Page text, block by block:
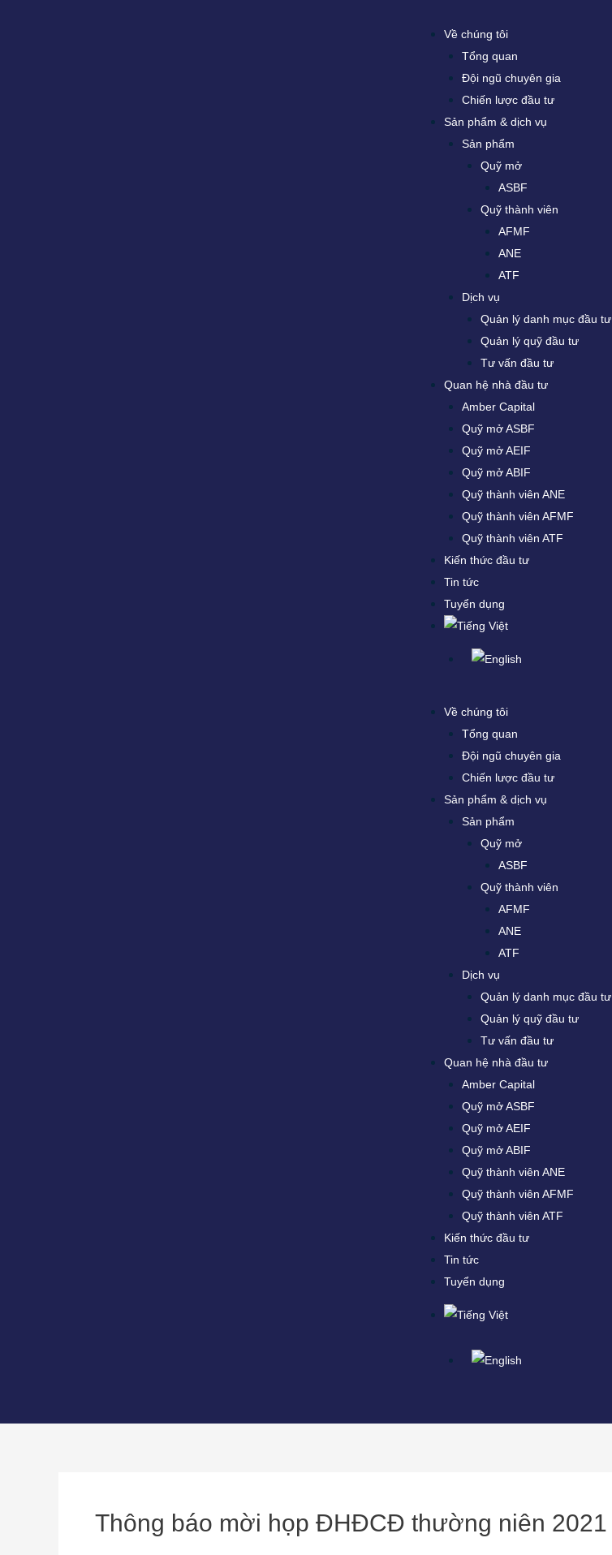
Về chúng tôi
Tổng quan
Đội ngũ chuyên gia
Chiến lược đầu tư
Sản phẩm & dịch vụ
Sản phẩm
Quỹ mở
ASBF
Quỹ thành viên
AFMF
ANE
ATF
Dịch vụ
Quản lý danh mục đầu tư
Quản lý quỹ đầu tư
Tư vấn đầu tư
Quan hệ nhà đầu tư
Amber Capital
Quỹ mở ASBF
Quỹ mở AEIF
Quỹ mở ABIF
Quỹ thành viên ANE
Quỹ thành viên AFMF
Quỹ thành viên ATF
Kiến thức đầu tư
Tin tức
Tuyển dụng
Về chúng tôi
Tổng quan
Đội ngũ chuyên gia
Chiến lược đầu tư
Sản phẩm & dịch vụ
Sản phẩm
Quỹ mở
ASBF
Quỹ thành viên
AFMF
ANE
ATF
Dịch vụ
Quản lý danh mục đầu tư
Quản lý quỹ đầu tư
Tư vấn đầu tư
Quan hệ nhà đầu tư
Amber Capital
Quỹ mở ASBF
Quỹ mở AEIF
Quỹ mở ABIF
Quỹ thành viên ANE
Quỹ thành viên AFMF
Quỹ thành viên ATF
Kiến thức đầu tư
Tin tức
Tuyển dụng
Thông báo mời họp ĐHĐCĐ thường niên 2021